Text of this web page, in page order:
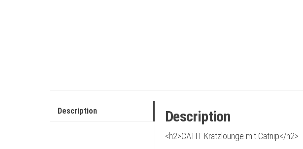
Description Description
<h2>CATIT Kratzlounge mit Catnip</h2>